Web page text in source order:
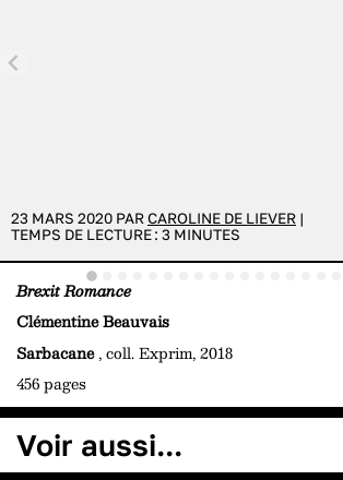
23 MARS 2020 PARCAROLINE DE LIEVER |
TEMPS DE LECTURE : 3 MINUTES
Brexit Romance
Clémentine Beauvais
Sarbacane, coll. Exprim, 2018
456 pages
Voir aussi...